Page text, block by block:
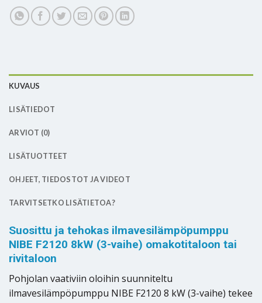
KUVAUS
LISÄTIEDOT
ARVIOT (0)
LISÄTUOTTEET
OHJEET, TIEDOSTOT JA VIDEOT
TARVITSETKO LISÄTIETOA?
Suosittu ja tehokas ilmavesilämpöpumppu
NIBE F2120 8kW (3-vaihe) omakotitaloon tai
rivitaloon
Pohjolan vaativiin oloihin suunniteltu
ilmavesilämpöpumppu NIBE F2120 8 kW (3-vaihe) tekee